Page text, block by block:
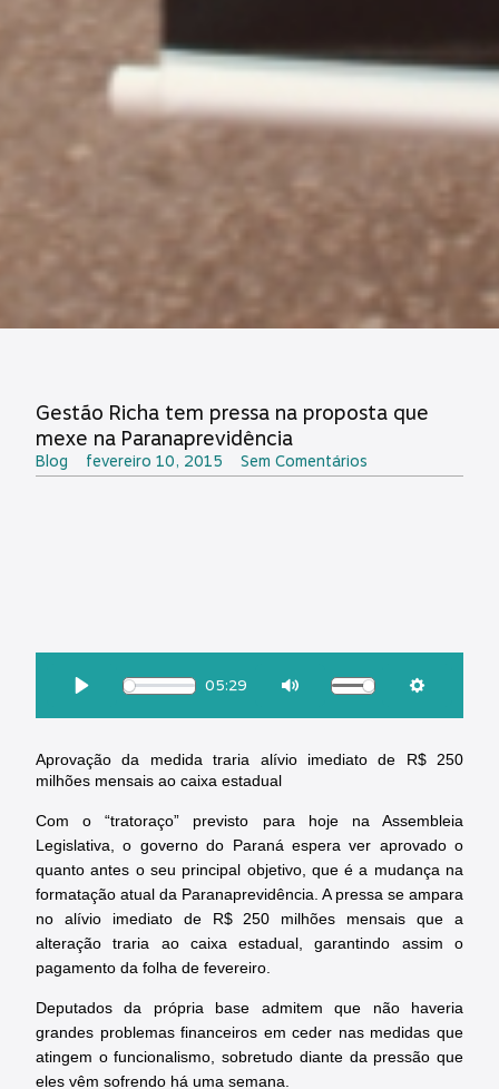
Gestão Richa tem pressa na proposta que
mexe na Paranaprevidência
Blog fevereiro 10, 2015 Sem Comentários
05:29
Aprovação da medida traria alívio imediato de R$ 250
milhões mensais ao caixa estadual
Com o “tratoraço” previsto para hoje na Assembleia
Legislativa, o governo do Paraná espera ver aprovado o
quanto antes o seu principal objetivo, que é a mudança na
formatação atual da Paranaprevidência. A pressa se ampara
no alívio imediato de R$ 250 milhões mensais que a
alteração traria ao caixa estadual, garantindo assim o
pagamento da folha de fevereiro.
Deputados da própria base admitem que não haveria
grandes problemas financeiros em ceder nas medidas que
atingem o funcionalismo, sobretudo diante da pressão que
eles vêm sofrendo há uma semana.